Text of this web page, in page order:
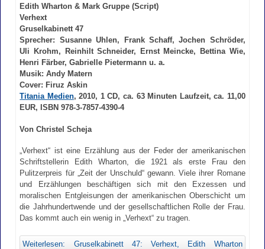
Edith Wharton & Mark Gruppe (Script)
Verhext
Gruselkabinett 47
Sprecher: Susanne Uhlen, Frank Schaff, Jochen Schröder,
Uli Krohm, Reinhilt Schneider, Ernst Meincke, Bettina Wie,
Henri Färber, Gabrielle Pietermann u. a.
Musik: Andy Matern
Cover: Firuz Askin
Titania Medien, 2010, 1 CD, ca. 63 Minuten Laufzeit, ca. 11,00
EUR, ISBN 978-3-7857-4390-4
Von Christel Scheja
„Verhext“ ist eine Erzählung aus der Feder der amerikanischen
Schriftstellerin Edith Wharton, die 1921 als erste Frau den
Pulitzerpreis für „Zeit der Unschuld“ gewann. Viele ihrer Romane
und Erzählungen beschäftigen sich mit den Exzessen und
moralischen Entgleisungen der amerikanischen Oberschicht um
die Jahrhundertwende und der gesellschaftlichen Rolle der Frau.
Das kommt auch ein wenig in „Verhext“ zu tragen.
Weiterlesen: Gruselkabinett 47: Verhext, Edith Wharton